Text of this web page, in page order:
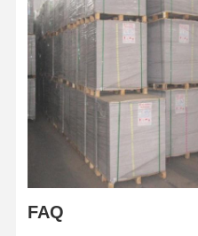
FAQ